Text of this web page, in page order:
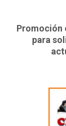
Promoción
para